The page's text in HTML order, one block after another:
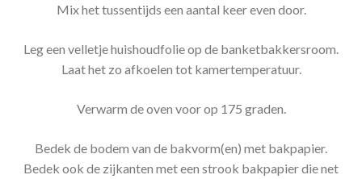
Mix het tussentijds een aantal keer even door.
Leg een velletje huishoudfolie op de banketbakkersroom.
Laat het zo afkoelen tot kamertemperatuur.
Verwarm de oven voor op 175 graden.
Bedek de bodem van de bakvorm(en) met bakpapier.
Bedek ook de zijkanten met een strook bakpapier die net